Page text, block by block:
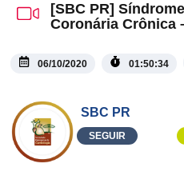
[SBC PR] Síndrome
Coronária Crônica
06/10/2020 01:50:34
SBC PR
SEGUIR